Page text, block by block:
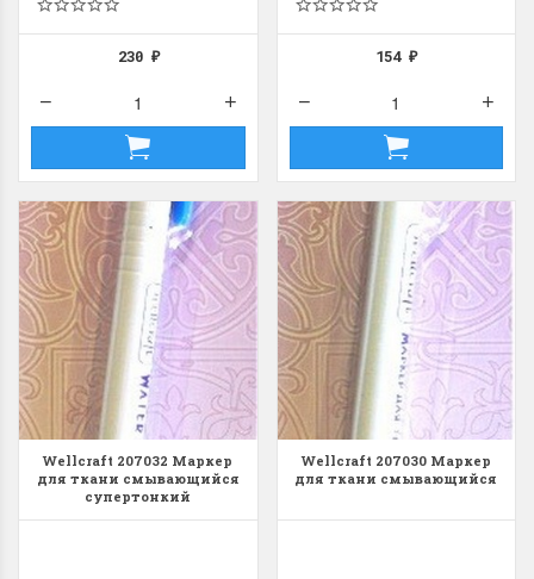
230 ₽ 154₽
Wellcraft 207032 Маркер
для ткани смывающийся
супертонкий
Wellcraft 207030 Маркер
для ткани смывающийся